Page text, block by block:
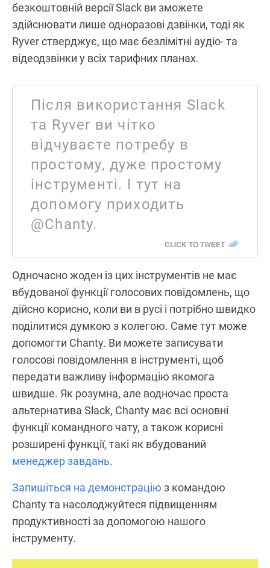
безкоштовній версії Slack ви зможете
здійснювати лише одноразові дзвінки, тоді як
Ryver стверджує, що має безлімітні аудіо- та
відеодзвінки у всіх тарифних планах.
Після використання Slack
та Ryver ви чітко
відчуваєте потребу в
простому, дуже простому
інструменті. І тут на
допомогу приходить
@Chanty.
CLICK TO TWEET
Одночасно жоден із цих інструментів не має
вбудованої функції голосових повідомлень, що
дійсно корисно, коли ви в русі і потрібно швидко
поділитися думкою з колегою. Саме тут може
допомогти Chanty. Ви можете записувати
голосові повідомлення в інструменті, щоб
передати важливу інформацію якомога
швидше. Як розумна, але водночас проста
альтернатива Slack, Chanty має всі основні
функції командного чату, а також корисні
розширені функції, такі як вбудований
менеджер завдань.
Запишіться на демонстрацію з командою
Chanty та насолоджуйтеся підвищенням
продуктивності за допомогою нашого
інструменту.